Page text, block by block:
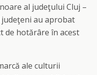
al judeţului Cluj –
judeţeni au aprobat
de hotărâre în acest
ale culturii